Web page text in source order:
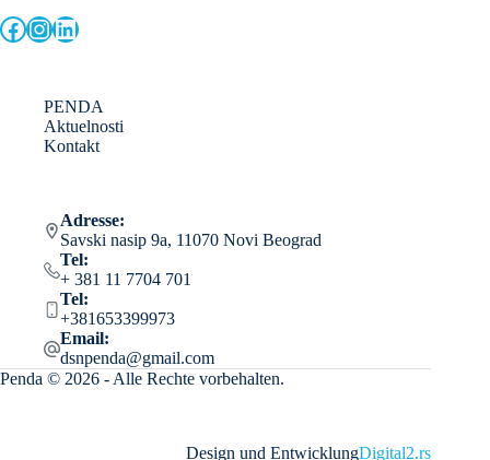
Facebook
Instagram
LinkedIn
PENDA
Aktuelnosti
Kontakt
Adresse:
Savski nasip 9a, 11070 Novi Beograd
Tel:
+ 381 11 7704 701
Tel:
+381653399973
Email:
dsnpenda@gmail.com
Penda © 2026 - Alle Rechte vorbehalten.
Design und EntwicklungDigital2.rs